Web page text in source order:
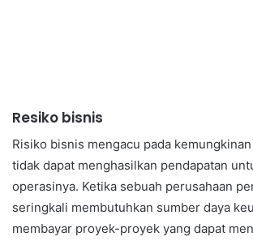
Resiko bisnis
Risiko bisnis mengacu pada
tidak dapat menghasilkan pendapatan
operasinya. Ketika sebuah perusahaan
seringkali membutuhkan sumber daya
membayar proyek-proyek yang dapat